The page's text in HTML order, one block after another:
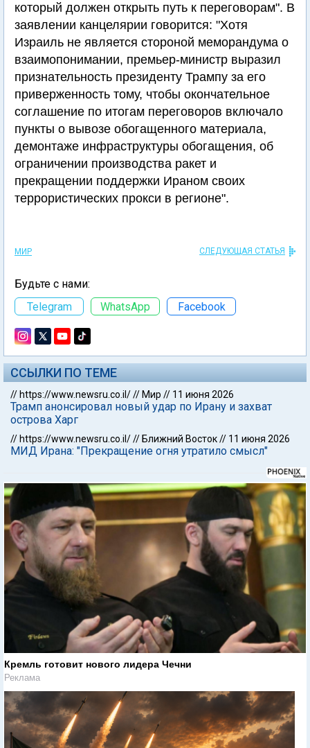
который должен открыть путь к переговорам". В
заявлении канцелярии говорится: "Хотя
Израиль не является стороной меморандума о
взаимопонимании, премьер-министр выразил
признательность президенту Трампу за его
приверженность тому, чтобы окончательное
соглашение по итогам переговоров включало
пункты о вывозе обогащенного материала,
демонтаже инфраструктуры обогащения, об
ограничении производства ракет и
прекращении поддержки Ираном своих
террористических прокси в регионе".
МИР СЛЕДУЮЩАЯ СТАТЬЯ
Будьте с нами:
Telegram
WhatsApp Facebook
ССЫЛКИ ПО ТЕМЕ
// https://www.newsru.co.il/// Мир // 11 июня 2026
Трамп анонсировал новый удар по Ирану и захват
острова Харг
// https://www.newsru.co.il/// Ближний Восток// 11 июня 2026
МИД Ирана: "Прекращение огня утратило смысл"
Кремль готовит нового лидера Чечни
Реклама